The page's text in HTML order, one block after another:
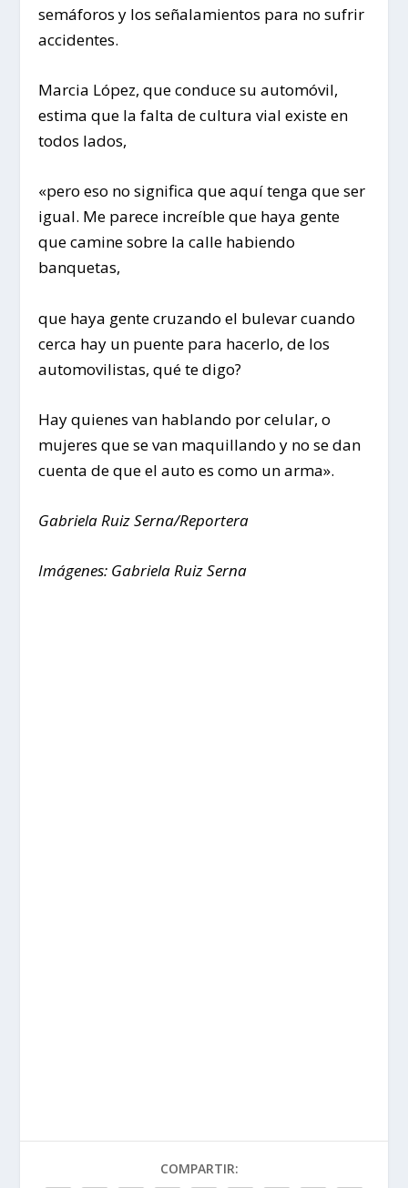
semáforos y los señalamientos para no sufrir
accidentes.
Marcia López, que conduce su automóvil,
estima que la falta de cultura vial existe en
todos lados,
«pero eso no significa que aquí tenga que ser
igual. Me parece increíble que haya gente
que camine sobre la calle habiendo
banquetas,
que haya gente cruzando el bulevar cuando
cerca hay un puente para hacerlo, de los
automovilistas, qué te digo?
Hay quienes van hablando por celular, o
mujeres que se van maquillando y no se dan
cuenta de que el auto es como un arma».
Gabriela Ruiz Serna/Reportera
Imágenes: Gabriela Ruiz Serna
COMPARTIR: